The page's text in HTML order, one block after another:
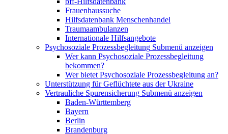
Frauenhaussuche
Hilfsdatenbank Menschenhandel
Traumaambulanzen
Internationale Hilfsangebote
Psychosoziale Prozessbegleitung Submenü anzeigen
Wer kann Psychosoziale Prozessbegleitung
bekommen?
Wer bietet Psychosoziale Prozessbegleitung an?
Unterstützung für Geflüchtete aus der Ukraine
Vertrauliche Spurensicherung Submenü anzeigen
Baden-Württemberg
Bayern
Berlin
Brandenburg